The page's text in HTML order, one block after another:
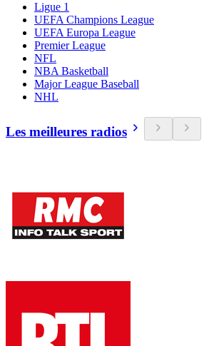
Ligue 1
UEFA Champions League
UEFA Europa League
Premier League
NFL
NBA Basketball
Major League Baseball
NHL
Les meilleures radios